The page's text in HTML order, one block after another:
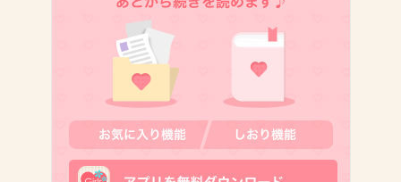
出典：gamepure.up.n.seesaa.net
2014/06/24(火) 12:41:40
>『俺のプレーすげぇ！俺すげぇ！俺かっけ